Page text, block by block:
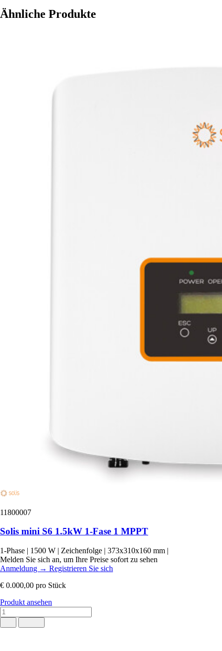
Ähnliche Produkte
11800007
Solis mini S6 1.5kW 1-Fase 1 MPPT
1-Phase | 1500 W | Zeichenfolge | 373x310x160 mm |
Melden Sie sich an, um Ihre Preise sofort zu sehen
Anmeldung → Registrieren Sie sich
€ 0.000,00 pro Stück
Produkt ansehen